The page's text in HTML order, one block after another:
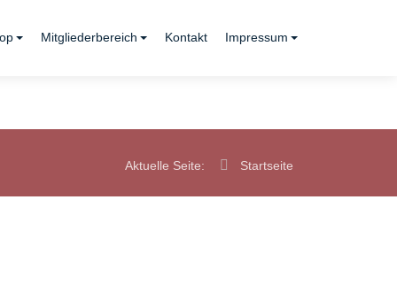
Mitgliederbereich Kontakt Impressum
Aktuelle Seite: Startseite